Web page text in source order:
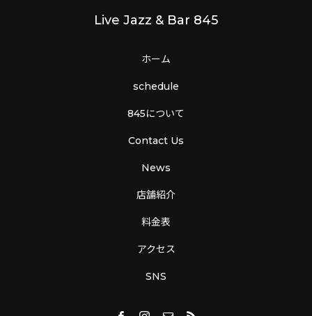
Live Jazz & Bar 845
ホーム
schedule
845について
Contact Us
News
店舗紹介
料金表
アクセス
SNS